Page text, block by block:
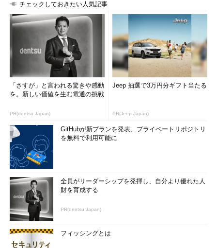
チェックしておきたい人気記事
「さすが」と言われる驚きや感動
を。新しい価値を生む電通の挑戦
PR(dentsu Japan)
Jeep 抽選で3万円分ギフト当たる
PR(Jeep Japan)
GitHubが新プランを発表、プライベートリポジトリ
を無料で利用可能に
全員がリーダーシップを発揮し、自分より優れた人
財を育成する
PR(dentsu Japan)
フィッシングとは